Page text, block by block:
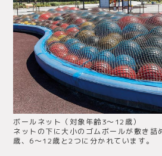
ボールネット（対象年齢3〜12歳）
ネットの下に大小のゴムボールが敷き詰
歳、6～12歳と2つに分かれています。